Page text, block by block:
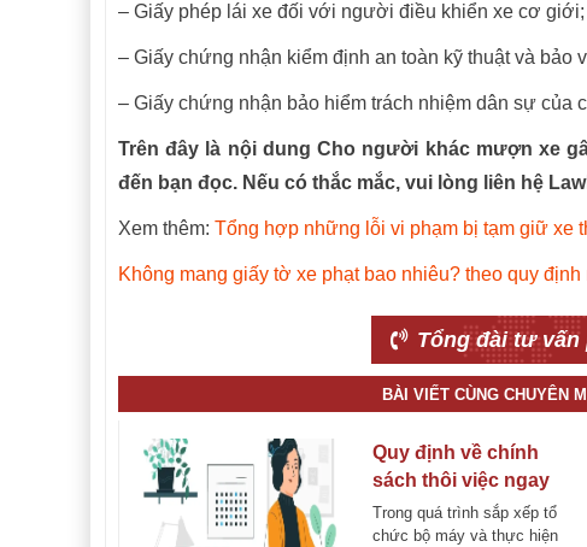
– Giấy phép lái xe đối với người điều khiển xe cơ giới;
– Giấy chứng nhận kiểm định an toàn kỹ thuật và
– Giấy chứng nhận bảo hiểm trách nhiệm dân sự của
Trên đây là nội dung Cho người khác mượn xe
đến bạn đọc. Nếu có thắc mắc, vui lòng liên hệ
Xem thêm: Tổng hợp những lỗi vi phạm bị tạm giữ xe
Không mang giấy tờ xe phạt bao nhiêu? theo quy
Tổng đài tư vấn
BÀI VIẾT CÙNG CHUYÊN
Quy định về chính
sách thôi việc ngay
theo Nghị định
154/2025/NĐ-CP
Trong quá trình sắp xếp tổ
chức bộ máy và thực hiện